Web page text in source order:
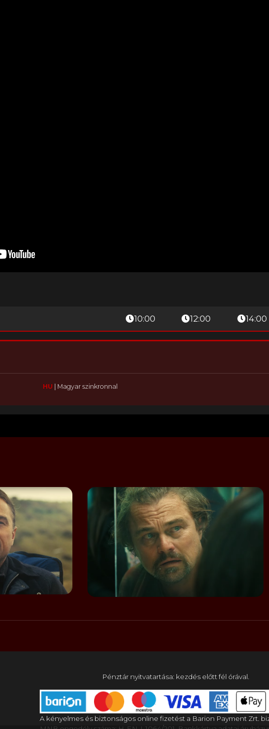
10:00 12:00 14:00
HU | Magyar szinkronnal
Pénztár nyitvatartása: kezdés előtt fél órával.
A kényelmes és biztonságos online fizetést a Barion Payment Zrt.